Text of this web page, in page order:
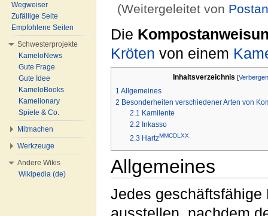
(Weitergeleitet von
Die
Kröten von einem
Inhaltsverzeichnis [Verbergen
1 Allgemeines
2 Besonderheiten verschiedener Arten von
2.1 Kamilente
2.2 Inkasso
2.3 HartzMMCDLXX
Allgemeines
Jedes
Wegweiser
Zufällige Seite
Empfohlene Seiten
Schwesterprojekte
KameloNews
Gute Frage
Gute Idee
KameloBooks
Kamelionary
Spiele & Co.
Mitmachen
Werkzeuge
Andere Wikis
Wikipedia (de)